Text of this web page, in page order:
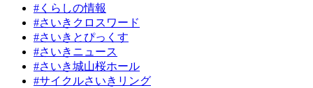
#くらしの情報
#さいきクロスワード
#さいきとぴっくす
#さいきニュース
#さいき城山桜ホール
#サイクルさいきリング